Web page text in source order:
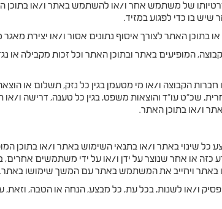
של משתמש אחר ו/או להשתמש באתר ו/או בתוכן
בו כדי לפגוע במזיד.
האתר לצורך איסוף נתונים אסור ו/או יצירת מאגר
המופיעים באתר ובתוכן האתר וכל זכות מקבילה או
הקבוצה ו/או מי מטעמן בגין כל נזק, תשלום או הוצאה
שכ"ט עו"ד והוצאות משפט, בגין כל טענה, דרישה ו/
ו/או בתוכן האתר.
כל שינוי באתר ו/או בתנאי השימוש באתר ו/או בתוכן
כזה או אחר שנוצר על ידן ו/או על ידי משתמשים
באתר ויחייב את המשתמש באתר עם המשך שימושו באתר.
ו/או לשנות, בכל עת, כל מבצע, הנחה או הטבה, וזאת,